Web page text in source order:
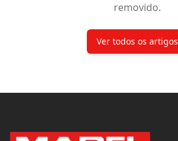
removido.
Ver todos os artigos